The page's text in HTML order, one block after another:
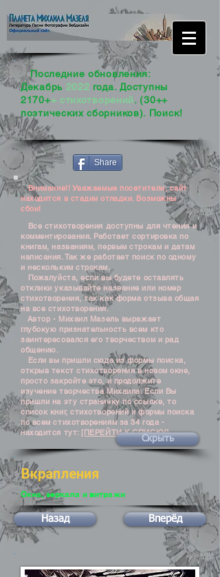
Последние обновления:
Декабрь2022 года. Доступны
2170++ стихотворений. (30++
поэтических сборников). Поиск!
Share
Внимание!! Уважаемые посетители, сайт
находится в стадии отладки. Возможны
сбои!
Все стихотворения доступны для чтения и
комментирования. Работает сортировка по
книгам, названиям, первым строкам и датам
написания. Так же работает поиск по одному
и нескольким строкам.
Пожалуйста, если вы будете оставлять
отклики указывайте название или номер
стихотворения, так как форма отзыва общая
на все стихотворения.
Автор - Михаил Мазель выражает
глубокую признательность всем кто
заинтересовался его творчеством и рад
общению.
Если вы пришли сюда из формы поиска,
открыв текст стихотворения в новом окне,
просто закройте это, и продолжите
изучение творчества Михаила. Если Вы
пришли на эту страничку по ссылке, то
список книг, стихотворений и формы поиска
по всем стихотворениям за 34 года -
находится тут: [ПЕРЕЙТИ К СПИСКУ]
Скрыть
Вкрапления
Окна, зеркала и витражи
Назад Вперёд